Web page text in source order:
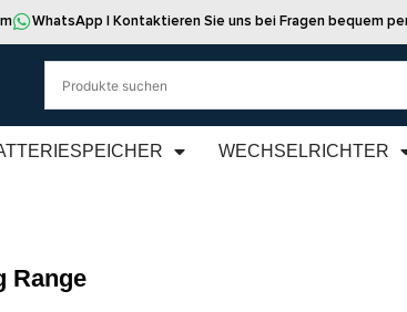
WhatsApp | Kontaktieren Sie uns bei Fragen bequem
WECHSELRICHTER
Range